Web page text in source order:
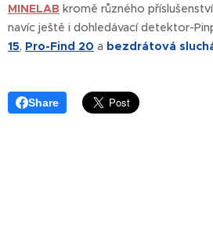
MINELAB kromě různého
navíc ještě i dohledávací detektor-
15, Pro-Find 20 a bezdrátová
Share